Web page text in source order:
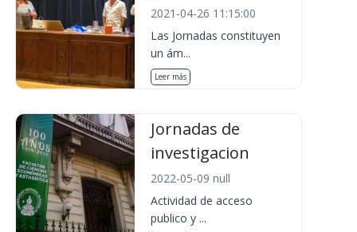
2021-04-26 11:15:00
Las Jornadas constituyen
un ám...
Leer más
Jornadas de
investigacion
2022-05-09 null
Actividad de acceso
publico y ...